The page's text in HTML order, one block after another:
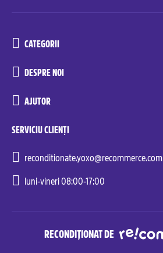
CATEGORII
DESPRE NOI
AJUTOR
SERVICIU CLIENȚI
reconditionate.yoxo@recommerce.com
luni-vineri 08:00-17:00
RECONDIȚIONAT DE